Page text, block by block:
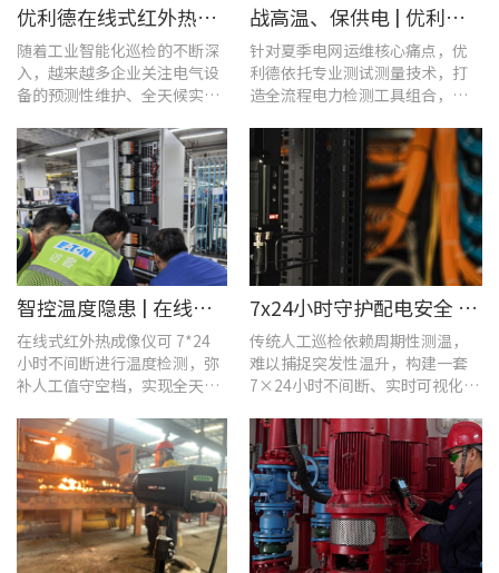
优利德在线式红外热成像仪在配电柜运维中的实测应用(系列篇)
随着工业智能化巡检的不断深
入，越来越多企业关注电气设
备的预测性维护、全天候实时
查。
战高温、保供电 | 优利德全系列电力运维检测工具，助力夏季电网运维更高效
针对夏季电网运维核心痛点，优
利德依托专业测试测量技术，打
造全流程电力检测工具组合，覆
测及电能质量分析等核心场景
智控温度隐患 | 在线式红外热成像仪在UPS电源柜老化监测中的应用
在线式红外热成像仪可 7*24
小时不间断进行温度检测，弥
补人工值守空档，实现全天候
7x24小时守护配电安全 | 优利德在线式热成像方案在配电系统中的应用实践
传统人工巡检依赖周期性测温，
难以捕捉突发性温升，构建一套
7×24小时不间断、实时可视化的
域全时段智能测温、风险实时预
警。